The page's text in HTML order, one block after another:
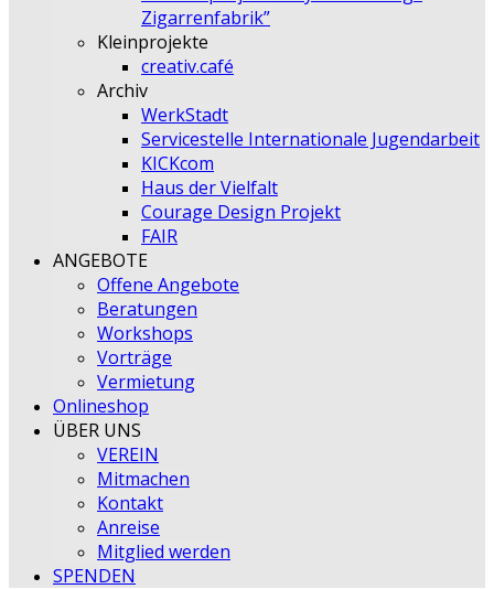
Zigarrenfabrik”
Kleinprojekte
creativ.café
Archiv
WerkStadt
Servicestelle Internationale Jugendarbeit
KICKcom
Haus der Vielfalt
Courage Design Projekt
FAIR
ANGEBOTE
Offene Angebote
Beratungen
Workshops
Vorträge
Vermietung
Onlineshop
ÜBER UNS
VEREIN
Mitmachen
Kontakt
Anreise
Mitglied werden
SPENDEN